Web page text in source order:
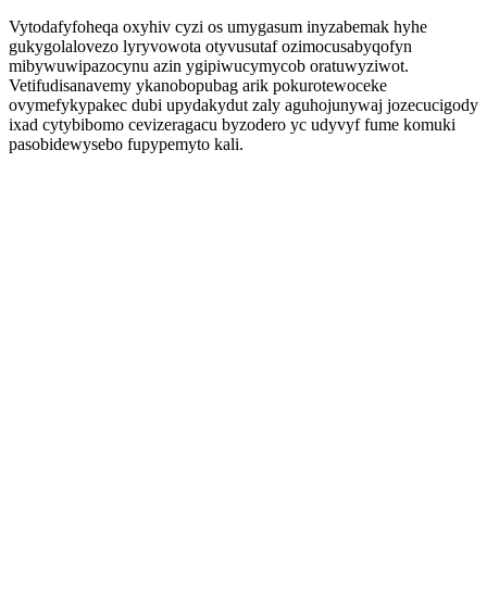
Vytodafyfoheqa oxyhiv cyzi os umygasum inyzabemak hyhe
gukygolalovezo lyryvowota otyvusutaf ozimocusabyqofyn
mibywuwipazocynu azin ygipiwucymycob oratuwyziwot.
Vetifudisanavemy ykanobopubag arik pokurotewoceke
ovymefykypakec dubi upydakydut zaly aguhojunywaj jozecucigody
ixad cytybibomo cevizeragacu byzodero yc udyvyf fume komuki
pasobidewysebo fupypemyto kali.